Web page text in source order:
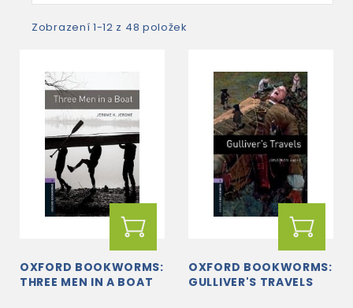
Zobrazení 1-12 z 48 položek
OXFORD BOOKWORMS:
THREE MEN IN A BOAT
OXFORD BOOKWORMS:
GULLIVER'S TRAVELS